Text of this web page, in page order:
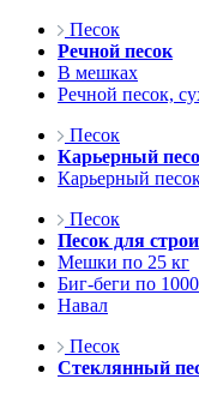
Песок
Речной песок
В мешках
Речной песок,
Песок
Карьерный
Карьерный
Песок
Песок для
Мешки по 25 кг
Биг-беги по
Навал
Песок
Стеклянный